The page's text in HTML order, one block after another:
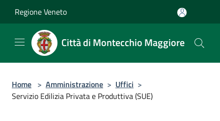
Regione Veneto
Città di Montecchio Maggiore
Home > Amministrazione > Uffici >
Servizio Edilizia Privata e Produttiva (SUE)